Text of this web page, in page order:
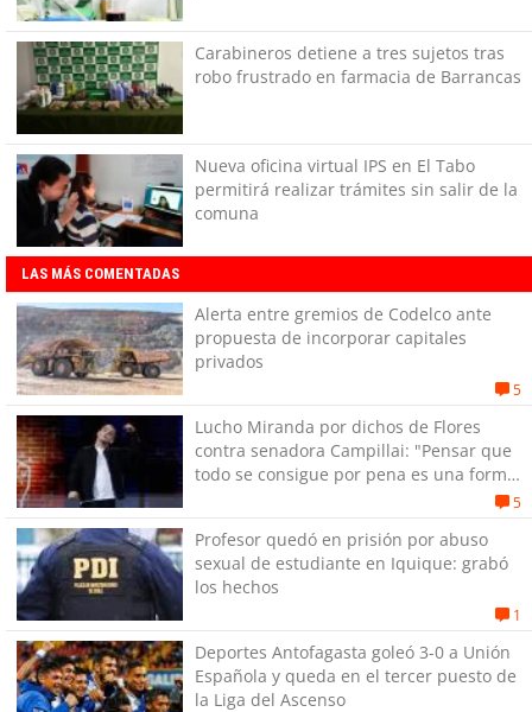
Carabineros detiene a tres sujetos tras
robo frustrado en farmacia de Barrancas
Nueva oficina virtual IPS en El Tabo
permitirá realizar trámites sin salir de la
comuna
LAS MÁS COMENTADAS
Alerta entre gremios de Codelco ante
propuesta de incorporar capitales
privados
5
Lucho Miranda por dichos de Flores
contra senadora Campillai: "Pensar que
todo se consigue por pena es una forma
5
Profesor quedó en prisión por abuso
sexual de estudiante en Iquique: grabó
los hechos
1
Deportes Antofagasta goleó 3-0 a Unión
Española y queda en el tercer puesto de
la Liga del Ascenso